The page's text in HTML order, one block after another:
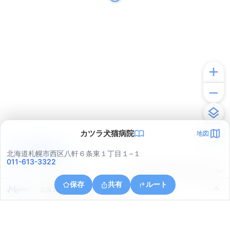
カツラ犬猫病院 地図
北海道札幌市西区八軒６条東１丁目１−１
011-613-3322
保存 共有 ルート
北海道札幌市中央区北１１条西１４丁目１
アプリで見る